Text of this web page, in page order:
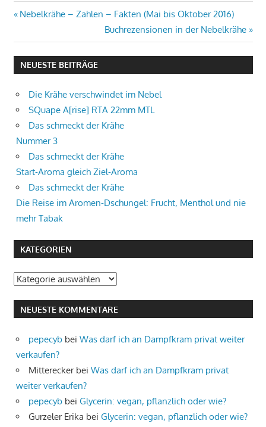
Beitrags-
Navigation
Vorheriger
Nebelkrähe – Zahlen – Fakten (Mai bis Oktober 2016)
Nächster
Beitrag:
Buchrezensionen in der Nebelkrähe
NEUESTE BEITRÄGE
Die Krähe verschwindet im Nebel
SQuape A[rise] RTA 22mm MTL
Das schmeckt der Krähe
Nummer 3
Das schmeckt der Krähe
Start-Aroma gleich Ziel-Aroma
Das schmeckt der Krähe
Die Reise im Aromen-Dschungel: Frucht, Menthol und nie
mehr Tabak
KATEGORIEN
Kategorien
NEUESTE KOMMENTARE
pepecyb bei Was darf ich an Dampfkram privat weiter
verkaufen?
Mittereckerbei Was darf ich an Dampfkram privat
weiter verkaufen?
pepecyb bei Glycerin: vegan, pflanzlich oder wie?
Gurzeler Erika bei Glycerin: vegan, pflanzlich oder wie?